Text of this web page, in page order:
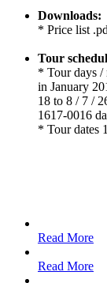
Downloads:
* Price list
Tour
* Tour days /
in January
18 to 8 / 7 /
1617-0016
* Tour dates
Read More
Read More